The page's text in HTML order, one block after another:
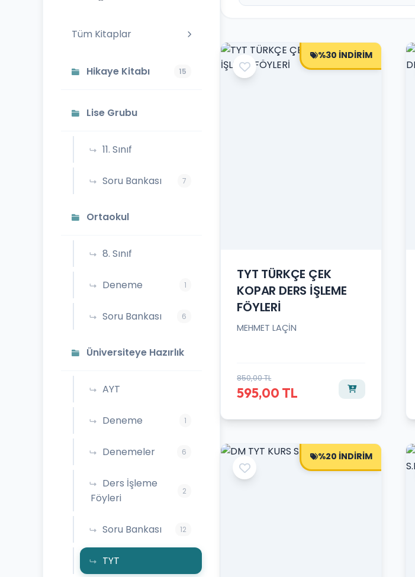
Tüm Kitaplar
Hikaye Kitabı 15
Lise Grubu
11. Sınıf
Soru Bankası 7
Ortaokul
8. Sınıf
Deneme 1
Soru Bankası 6
Üniversiteye Hazırlık
AYT
Deneme 1
Denemeler 6
Ders İşleme
Föyleri
2
Soru Bankası 12
TYT
%30 İNDİRİM
TYT TÜRKÇE ÇEK
KOPAR DERS İŞLEME
FÖYLERİ
MEHMET LAÇİN
850,00 TL
595,00 TL
%20 İNDİRİM